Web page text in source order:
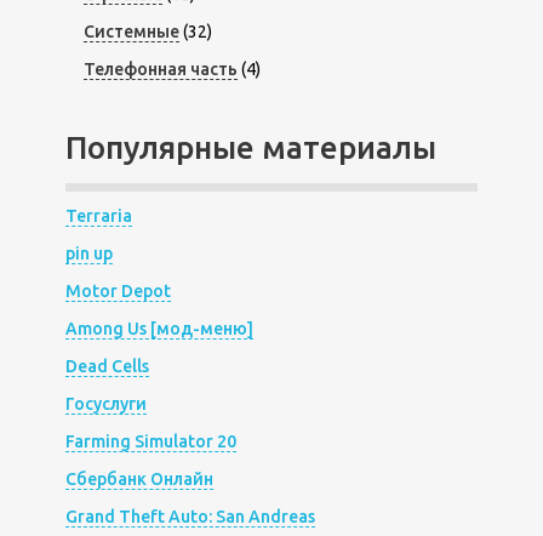
Системные(32)
Телефонная часть (4)
Популярные материалы
Terraria
pin up
Motor Depot
Among Us [мод-меню]
Dead Cells
Госуслуги
Farming Simulator 20
Сбербанк Онлайн
Grand Theft Auto: San Andreas